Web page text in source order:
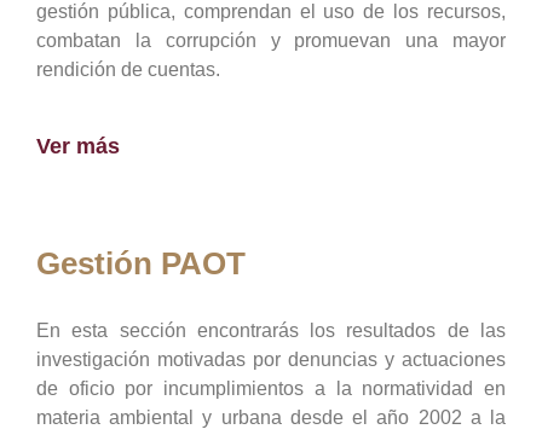
gestión pública, comprendan el uso de los recursos,
combatan la corrupción y promuevan una mayor
rendición de cuentas.
Ver más
Gestión PAOT
En esta sección encontrarás los resultados de las
investigación motivadas por denuncias y actuaciones
de oficio por incumplimientos a la normatividad en
materia ambiental y urbana desde el año 2002 a la